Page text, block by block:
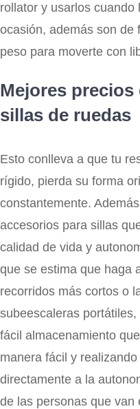
rollator y usarlos
ocasión, además son de
peso para moverte con
Mejores precios
sillas de ruedas
Esto conlleva a que tu
rígido, pierda su forma
constantemente.
accesorios para sillas
calidad de vida y
que se estima que haga
recorridos más cortos o
subeescaleras
fácil almacenamiento
manera fácil y
directamente a la
de las personas que van